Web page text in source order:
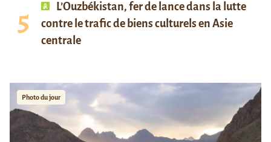
L’Ouzbékistan, fer de lance dans la lutte
contre le trafic de biens culturels en Asie
centrale
Photo du jour